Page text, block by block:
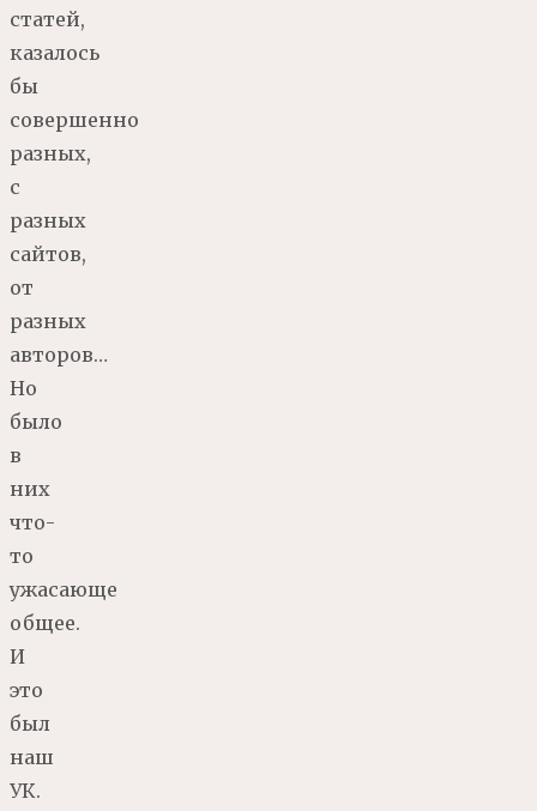
статей,
казалось
бы
совершенно
разных,
с
разных
сайтов,
от
разных
авторов…
Но
было
в
них
что-
то
ужасающе
общее.
И
это
был
наш
УК.